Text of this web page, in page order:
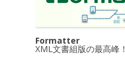
Formatter
XML文書組版の最高峰！